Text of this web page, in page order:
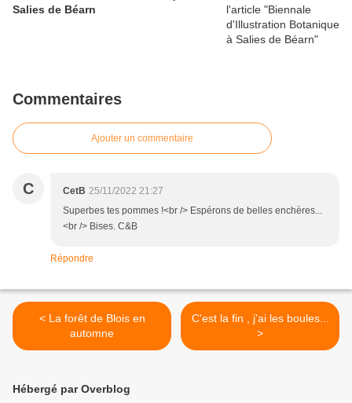
Salies de Béarn
Commentaires
Ajouter un commentaire
C CetB 25/11/2022 21:27
Superbes tes pommes !<br /> Espérons de belles enchères...
<br /> Bises. C&B
Répondre
< La forêt de Blois en
automne
C'est la fin , j'ai les boules...
>
Hébergé par Overblog